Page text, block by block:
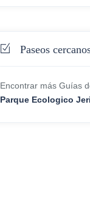
Paseos
Encontrar más Guías
Parque Ecologico